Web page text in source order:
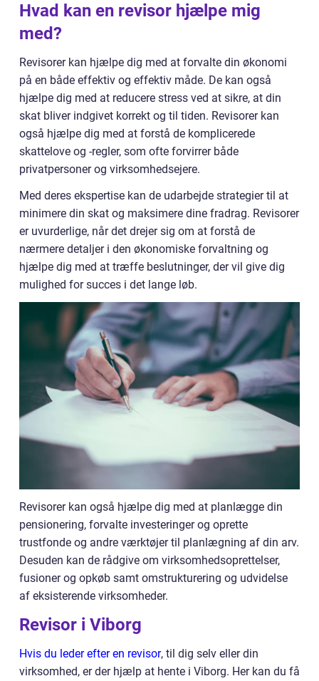
Hvad kan en revisor hjælpe mig
med?
Revisorer kan hjælpe dig med at forvalte din økonomi
på en både effektiv og effektiv måde. De kan også
hjælpe dig med at reducere stress ved at sikre, at din
skat bliver indgivet korrekt og til tiden. Revisorer kan
også hjælpe dig med at forstå de komplicerede
skattelove og -regler, som ofte forvirrer både
privatpersoner og virksomhedsejere.
Med deres ekspertise kan de udarbejde strategier til at
minimere din skat og maksimere dine fradrag. Revisorer
er uvurderlige, når det drejer sig om at forstå de
nærmere detaljer i den økonomiske forvaltning og
hjælpe dig med at træffe beslutninger, der vil give dig
mulighed for succes i det lange løb.
Revisorer kan også hjælpe dig med at planlægge din
pensionering, forvalte investeringer og oprette
trustfonde og andre værktøjer til planlægning af din arv.
Desuden kan de rådgive om virksomhedsoprettelser,
fusioner og opkøb samt omstrukturering og udvidelse
af eksisterende virksomheder.
Revisor i Viborg
Hvis du leder efter en revisor, til dig selv eller din
virksomhed, er der hjælp at hente i Viborg. Her kan du få